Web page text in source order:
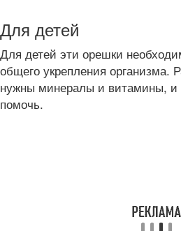
Для детей
Для детей эти орешки
общего укрепления организма.
нужны минералы и витамины, и
помочь.